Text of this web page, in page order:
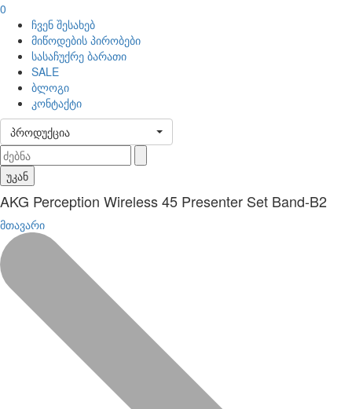
0
ჩვენ შესახებ
მიწოდების პირობები
სასაჩუქრე ბარათი
SALE
ბლოგი
კონტაქტი
პროდუქცია
უკან
AKG Perception Wireless 45 Presenter Set Band-B2
მთავარი